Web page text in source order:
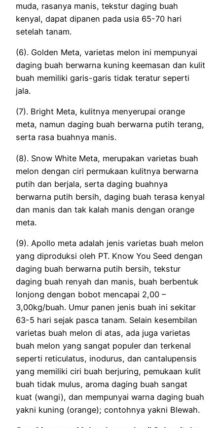
muda, rasanya manis, tekstur daging buah
kenyal, dapat dipanen pada usia 65-70 hari
setelah tanam.
(6). Golden Meta, varietas melon ini mempunyai
daging buah berwarna kuning keemasan dan kulit
buah memiliki garis-garis tidak teratur seperti
jala.
(7). Bright Meta, kulitnya menyerupai orange
meta, namun daging buah berwarna putih terang,
serta rasa buahnya manis.
(8). Snow White Meta, merupakan varietas buah
melon dengan ciri permukaan kulitnya berwarna
putih dan berjala, serta daging buahnya
berwarna putih bersih, daging buah terasa kenyal
dan manis dan tak kalah manis dengan orange
meta.
(9). Apollo meta adalah jenis varietas buah melon
yang diproduksi oleh PT. Know You Seed dengan
daging buah berwarna putih bersih, tekstur
daging buah renyah dan manis, buah berbentuk
lonjong dengan bobot mencapai 2,00 –
3,00kg/buah. Umur panen jenis buah ini sekitar
63-5 hari sejak pasca tanam. Selain kesembilan
varietas buah melon di atas, ada juga varietas
buah melon yang sangat populer dan terkenal
seperti reticulatus, inodurus, dan cantalupensis
yang memiliki ciri buah berjuring, pemukaan kulit
buah tidak mulus, aroma daging buah sangat
kuat (wangi), dan mempunyai warna daging buah
yakni kuning (orange); contohnya yakni Blewah.